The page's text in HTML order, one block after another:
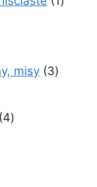
misy 33
44